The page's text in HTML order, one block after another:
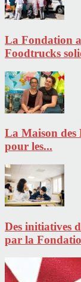
La Fondation
Foodtrucks
La Maison des
pour les...
Des initiatives
par la